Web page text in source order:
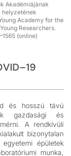
Akadémiájának
helyzetének
Academy for the
Researchers.
(online)
és hosszú távú
gazdasági és
A rendkívüli
bizonytalan
épületek
munka,